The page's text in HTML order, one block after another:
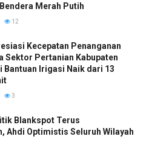
Merah Putih
12
Kecepatan Penanganan
Sektor Pertanian Kabupaten
Bantuan Irigasi Naik dari 13
3
Blankspot Terus
Ahdi Optimistis Seluruh Wilayah